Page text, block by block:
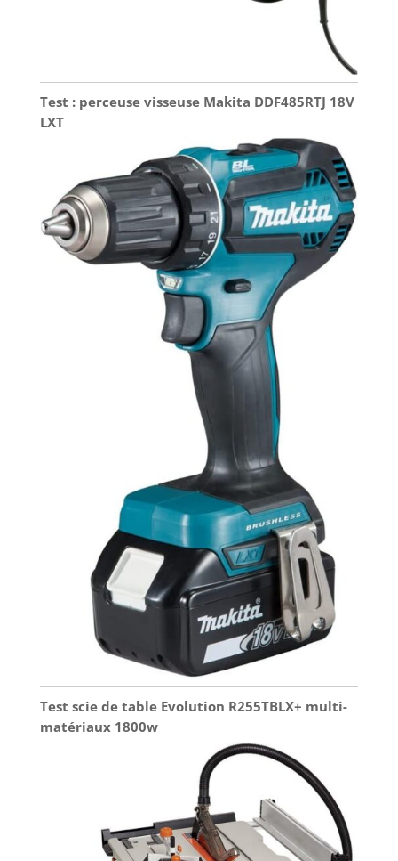
Test : perceuse visseuse Makita DDF485RTJ 18V
LXT
Test scie de table Evolution R255TBLX+ multi-
matériaux 1800w